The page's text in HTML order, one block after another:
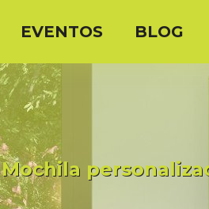
EVENTOS BLOG
Mochila